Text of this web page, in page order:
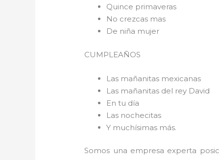
Quince primaveras
No crezcas mas
De niña mujer
CUMPLEAÑOS
Las mañanitas mexicanas
Las mañanitas del rey David
En tu día
Las nochecitas
Y muchísimas más.
Somos una empresa experta